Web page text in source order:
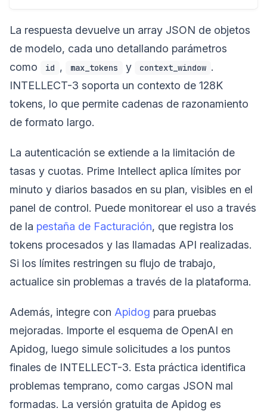
La respuesta devuelve un array JSON de objetos
de modelo, cada uno detallando parámetros
como
id , max_tokens y context_window .
INTELLECT-3 soporta un contexto de 128K
tokens, lo que permite cadenas de razonamiento
de formato largo.
La autenticación se extiende a la limitación de
tasas y cuotas. Prime Intellect aplica límites por
minuto y diarios basados en su plan, visibles en el
panel de control. Puede monitorear el uso a través
de la pestaña de Facturación, que registra los
tokens procesados y las llamadas API realizadas.
Si los límites restringen su flujo de trabajo,
actualice sin problemas a través de la plataforma.
Además, integre con Apidog para pruebas
mejoradas. Importe el esquema de OpenAI en
Apidog, luego simule solicitudes a los puntos
finales de INTELLECT-3. Esta práctica identifica
problemas temprano, como cargas JSON mal
formadas. La versión gratuita de Apidog es